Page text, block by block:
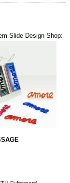
Slide Design Shop: